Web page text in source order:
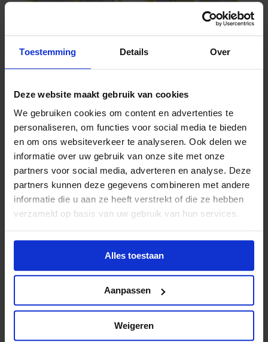
Toestemming Details Over
Deze website maakt gebruik van cookies
We gebruiken cookies om content en advertenties te
personaliseren, om functies voor social media te bieden
en om ons websiteverkeer te analyseren. Ook delen we
informatie over uw gebruik van onze site met onze
partners voor social media, adverteren en analyse. Deze
partners kunnen deze gegevens combineren met andere
informatie die u aan ze heeft verstrekt of die ze hebben
verzameld op basis van uw gebruik van hun services.
Alles toestaan
Aanpassen
Weigeren
Eerste Kamer neemt motie aan separaat
wetsvoorstel btw-verhoging
Webinar over consumentengedrag en
sociale media
9 SEPTEMBER 2024